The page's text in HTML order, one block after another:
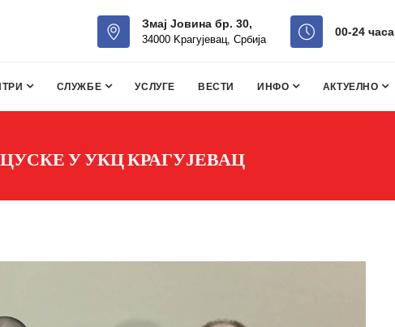
Змај Јовина бр. 30,
34000 Kрагујевац, Србија
00-24 часa
СЛУЖБЕ УСЛУГЕ ВЕСТИ ИНФО АКТУЕЛНО
У УКЦ КРАГУЈЕВАЦ